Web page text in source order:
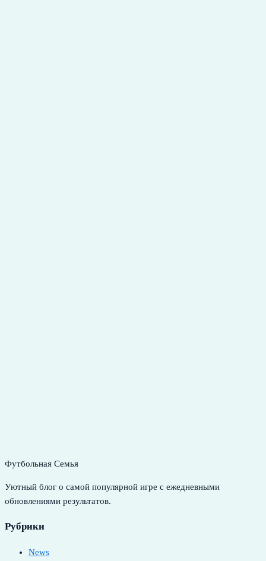
Футбольная Семья
Уютный блог о самой популярной игре с ежедневными
обновлениями результатов.
Рубрики
News